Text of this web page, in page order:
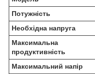
Потужність
Необхідна напруга
Максимальна
продуктивність
Максимальний напір